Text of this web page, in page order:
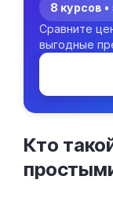
8 курсов
Сравните
выгодные
Кто